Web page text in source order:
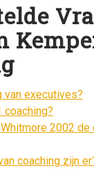
van executives?
coaching?
2002 de
coaching zijn